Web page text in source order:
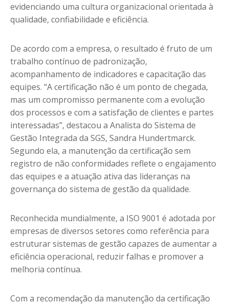
evidenciando uma cultura organizacional orientada à
qualidade, confiabilidade e eficiência.
De acordo com a empresa, o resultado é fruto de um
trabalho contínuo de padronização,
acompanhamento de indicadores e capacitação das
equipes. “A certificação não é um ponto de chegada,
mas um compromisso permanente com a evolução
dos processos e com a satisfação de clientes e partes
interessadas”, destacou a Analista do Sistema de
Gestão Integrada da SGS, Sandra Hundertmarck.
Segundo ela, a manutenção da certificação sem
registro de não conformidades reflete o engajamento
das equipes e a atuação ativa das lideranças na
governança do sistema de gestão da qualidade.
Reconhecida mundialmente, a ISO 9001 é adotada por
empresas de diversos setores como referência para
estruturar sistemas de gestão capazes de aumentar a
eficiência operacional, reduzir falhas e promover a
melhoria contínua.
Com a recomendação da manutenção da certificação